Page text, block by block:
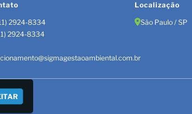
2924-8334
2924-8334
Localização
São Paulo / SP